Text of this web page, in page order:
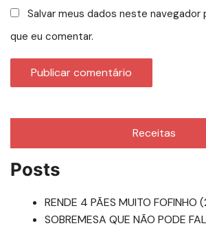
Salvar meus dados neste navegador
que eu comentar.
Receitas
Posts
RENDE 4 PÃES MUITO
SOBREMESA QUE NÃO PODE